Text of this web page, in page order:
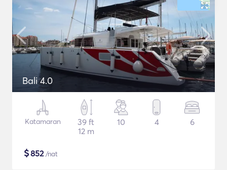
Bali 4.0
Katamaran
39 ft
12 m
10 4 6
$852/nat